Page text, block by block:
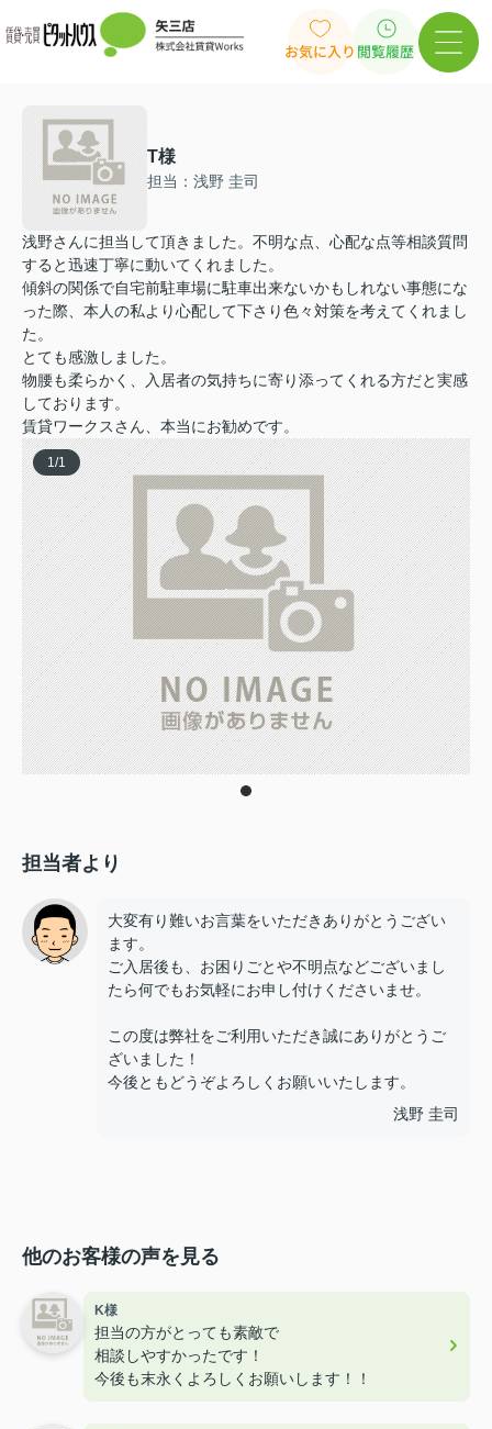
お気に入り 閲覧履歴
T様
担当：浅野 圭司
浅野さんに担当して頂きました。不明な点、心配な点等相談質問
すると迅速丁寧に動いてくれました。
傾斜の関係で自宅前駐車場に駐車出来ないかもしれない事態にな
った際、本人の私より心配して下さり色々対策を考えてくれまし
た。
とても感激しました。
物腰も柔らかく、入居者の気持ちに寄り添ってくれる方だと実感
しております。
賃貸ワークスさん、本当にお勧めです。
1/1
担当者より
大変有り難いお言葉をいただきありがとうござい
ます。
ご入居後も、お困りごとや不明点などございまし
たら何でもお気軽にお申し付けくださいませ。
この度は弊社をご利用いただき誠にありがとうご
ざいました！
今後ともどうぞよろしくお願いいたします。
浅野 圭司
他のお客様の声を見る
K様
担当の方がとっても素敵で
相談しやすかったです！
今後も末永くよろしくお願いします！！